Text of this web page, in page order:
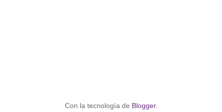
Con la tecnología de Blogger.